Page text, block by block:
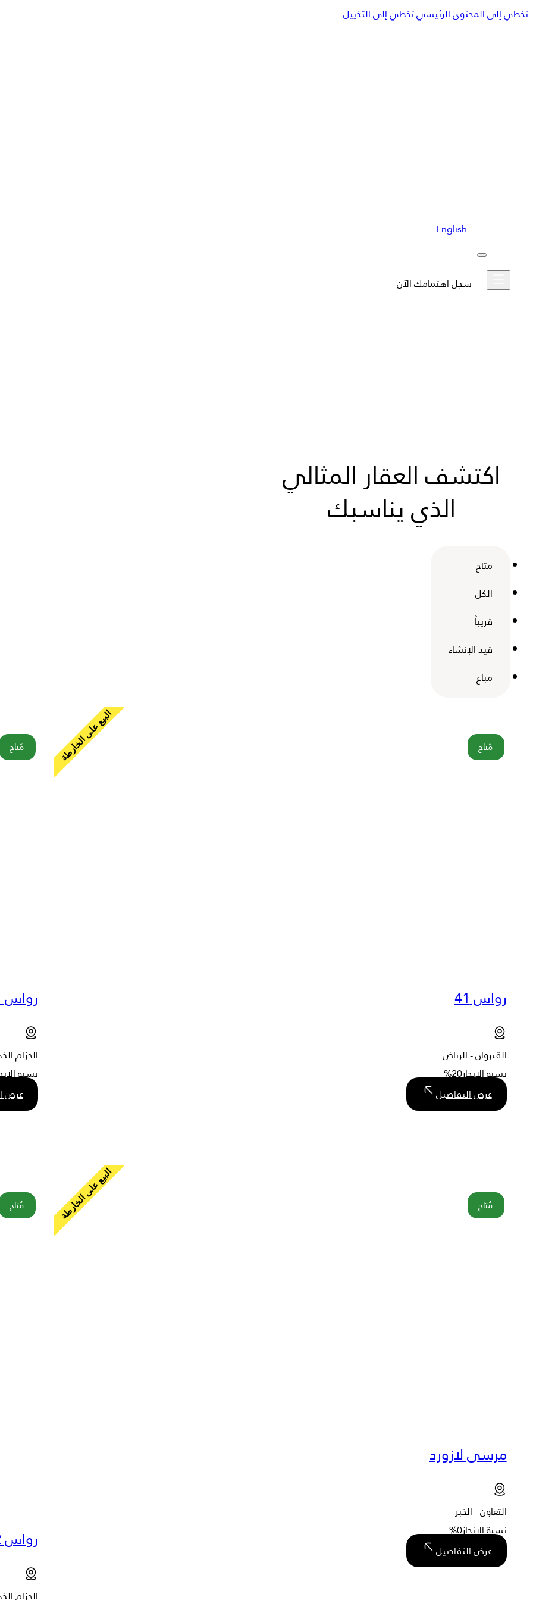
تخطي إلى المحتوى الرئيسيتخطي إلى التذييل
English
سجل اهتمامك الآن
اكتشف العقار المثالي
الذي يناسبك
متاح
الكل
قريباً
قيد الإنشاء
مباع
مُتاح البيع على الخارطة
رواس 41
القيروان - الرياض
نسبة الإنجاز20%
عرض التفاصيل
مُتاح
رواس
الحزام
نسبة
عرض
مُتاح البيع على الخارطة
مرسى لازورد
التعاون - الخبر
نسبة الإنجاز0%
عرض التفاصيل
مُتاح
رواس 22
الحزام